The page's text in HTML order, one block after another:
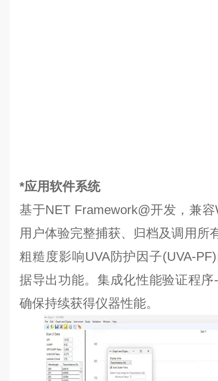
*应用软件系统
基于NET Framework@开发，兼
用户体验完整捕获、归档及调用所
粗糙度影响UVA防护因子(UVA-
据导出功能。集成化性能验证程
确保持续获得仪器性能。